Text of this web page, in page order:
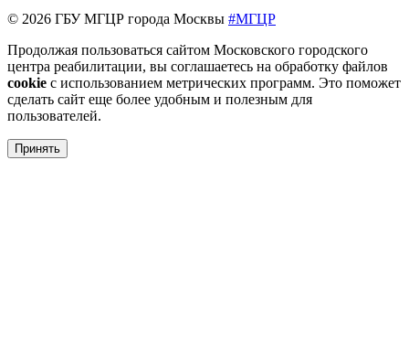
© 2026 ГБУ МГЦР города Москвы #МГЦР
Продолжая пользоваться сайтом Московского городского
центра реабилитации, вы соглашаетесь на обработку файлов
cookie с использованием метрических программ. Это поможет
сделать сайт еще более удобным и полезным для
пользователей.
Принять